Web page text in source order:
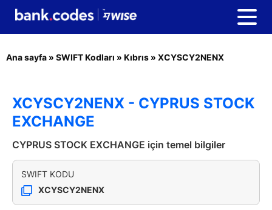
Ana sayfa » SWIFT Kodları » Kıbrıs » XCYSCY2NENX
XCYSCY2NENX - CYPRUS STOCK
EXCHANGE
CYPRUS STOCK EXCHANGE için temel bilgiler
SWIFT KODU
XCYSCY2NENX